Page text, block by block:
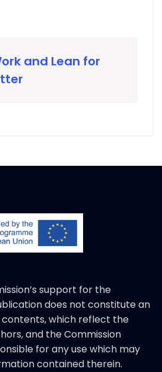
and Lean for
support for the
does not constitute an
which reflect the
and the Commission
for any use which may
contained therein.